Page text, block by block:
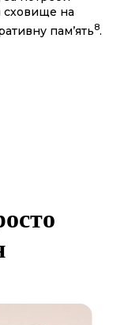
на
пам’ять8.